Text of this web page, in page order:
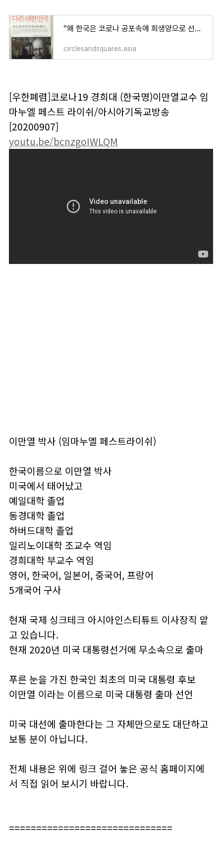
“왜 한국은 코로나 공포속에 희생양으로 선정됐나?”
circlesandsquares.asia
[우한폐렴]코로나19 경희대 (한국명)이만열교수 임
마누엘 페스트 라이쉬/아시아기독교방송
[20200907]
youtu.be/bcnzgoIWLQM
이만열 박사 (임마누엘 페스트라이쉬)
한국이름으로 이만열 박사
미국에서 태어났고
예일대학 졸업
동경대학 졸업
하버드대학 졸업
일리노이대학 조교수 역임
경희대학 부교수 역임
영어, 한국어, 일본어, 중국어, 프랑어
5개국어 구사
현재 국제 싱크테크 아시아인스티튜트 이사장직 맡
고 있습니다.
현재 2020년 미국 대통령선거에 무소속으로 출마
푸른 눈을 가진 한국인 최초의 미국 대통령 후보
이만열 이라는 이름으로 미국 대통령 출마 선언
미국 대선에 출마한다는 그 자체만으로도 대단하고
보통 분이 아닙니다.
전체 내용은 위에 링크 걸어 놓은 공식 홈페이지에
서 직접 읽어 보시기 바랍니다.
==============================